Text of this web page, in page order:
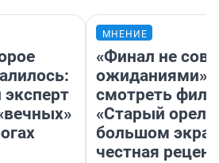
МНЕНИЕ
«Финал не
ожиданиями»:
смотреть
«Старый орел»
большом
честная